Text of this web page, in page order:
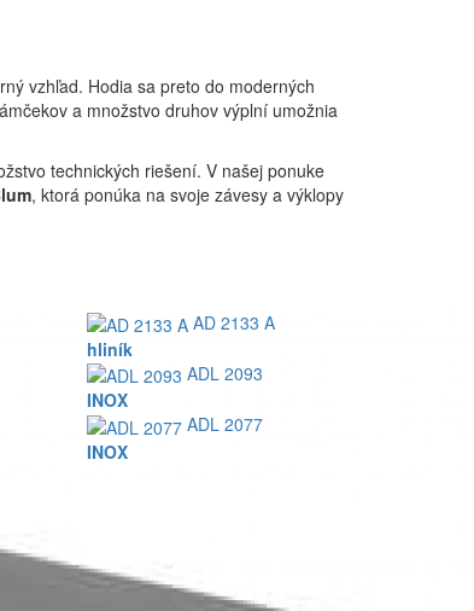
vzhľad. Hodia sa preto do moderných
a množstvo druhov výplní umožnia
technických riešení. V našej ponuke
, ktorá ponúka na svoje závesy a výklopy
AD 2133 A
hliník
ADL 2093
INOX
ADL 2077
INOX